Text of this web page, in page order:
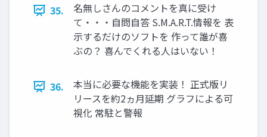
35.
名無しさんのコメントを真に受け
て・・・自問自答 S.M.A.R.T.情報を 表
示するだけのソフトを 作って誰が喜
ぶの？ 喜んでくれる人はいない！
36.
本当に必要な機能を実装！ 正式版リ
リースを約2ヵ月延期 グラフによる可
視化 常駐と警報